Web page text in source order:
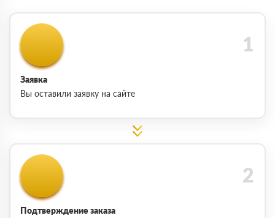
Заявка
Вы оставили заявку на сайте
Подтверждение заказа